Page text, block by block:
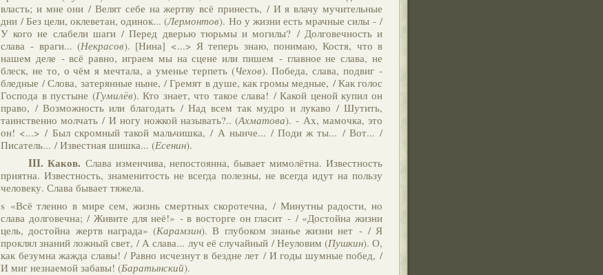
власть; и мне они / Велят себе на жертву всё принесть, / И я влачу мучительные
дни / Без цели, оклеветан, одинок... (Лермонтов). Но у жизни есть мрачные силы - /
У кого не слабели шаги / Перед дверью тюрьмы и могилы? / Долговечность и
слава - враги... (Некрасов). [Нина] <...> Я теперь знаю, понимаю, Костя, что в
нашем деле - всё равно, играем мы на сцене или пишем - главное не слава, не
блеск, не то, о чём я мечтала, а уменье терпеть (Чехов). Победа, слава, подвиг -
бледные / Слова, затерянные ныне, / Гремят в душе, как громы медные, / Как голос
Господа в пустыне (Гумилёв). Кто знает, что такое слава! / Какой ценой купил он
право, / Возможность или благодать / Над всем так мудро и лукаво / Шутить,
таинственно молчать / И ногу ножкой называть?.. (Ахматова). - Ах, мамочка, это
он! <...> / Был скромный такой мальчишка, / А нынче... / Поди ж ты... / Вот... /
Писатель... / Известная шишка... (Есенин).
III. Каков. Слава изменчива, непостоянна, бывает мимолётна. Известность
приятна. Известность, знаменитость не всегда полезны, не всегда идут на пользу
человеку. Слава бывает тяжела.
s «Всё тленно в мире сем, жизнь смертных скоротечна, / Минутны радости, но
слава долговечна; / Живите для неё!» - в восторге он гласит - / «Достойна жизни
цель, достойна жертв награда» (Карамзин). В глубоком знанье жизни нет - / Я
проклял знаний ложный свет, / А слава... луч её случайный / Неуловим (Пушкин). О,
как безумна жажда славы! / Равно исчезнут в бездне лет / И годы шумные побед, /
И миг незнаемой забавы! (Баратынский).